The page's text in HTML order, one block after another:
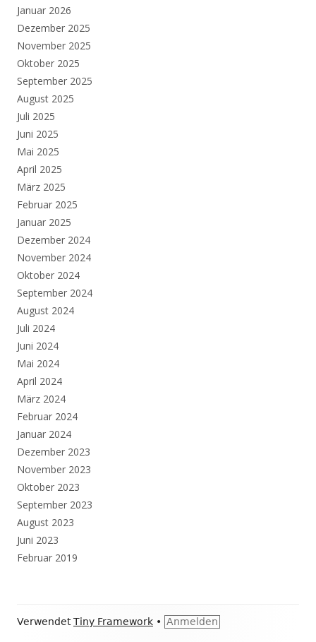
Januar 2026
Dezember 2025
November 2025
Oktober 2025
September 2025
August 2025
Juli 2025
Juni 2025
Mai 2025
April 2025
März 2025
Februar 2025
Januar 2025
Dezember 2024
November 2024
Oktober 2024
September 2024
August 2024
Juli 2024
Juni 2024
Mai 2024
April 2024
März 2024
Februar 2024
Januar 2024
Dezember 2023
November 2023
Oktober 2023
September 2023
August 2023
Juni 2023
Februar 2019
Footer
VerwendetTiny Framework • Anmelden